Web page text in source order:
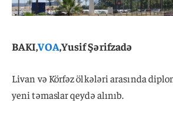
BAKI,VOA,Yusif Şərifzadə
Livan və Körfəz ölkələri arasında
yeni təmaslar qeydə alınıb.